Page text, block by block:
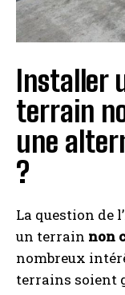
Installer
terrain
une
?
La question de
un terrain non
nombreux
terrains soient